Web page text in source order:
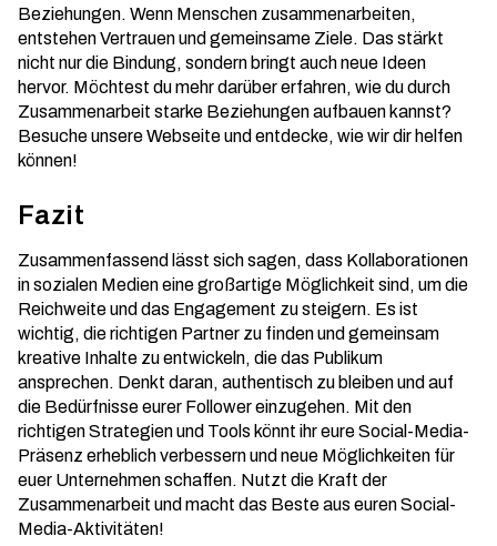
Beziehungen. Wenn Menschen zusammenarbeiten,
entstehen Vertrauen und gemeinsame Ziele. Das stärkt
nicht nur die Bindung, sondern bringt auch neue Ideen
hervor. Möchtest du mehr darüber erfahren, wie du durch
Zusammenarbeit starke Beziehungen aufbauen kannst?
Besuche unsere Webseite und entdecke, wie wir dir helfen
können!
Fazit
Zusammenfassend lässt sich sagen, dass Kollaborationen
in sozialen Medien eine großartige Möglichkeit sind, um die
Reichweite und das Engagement zu steigern. Es ist
wichtig, die richtigen Partner zu finden und gemeinsam
kreative Inhalte zu entwickeln, die das Publikum
ansprechen. Denkt daran, authentisch zu bleiben und auf
die Bedürfnisse eurer Follower einzugehen. Mit den
richtigen Strategien und Tools könnt ihr eure Social-Media-
Präsenz erheblich verbessern und neue Möglichkeiten für
euer Unternehmen schaffen. Nutzt die Kraft der
Zusammenarbeit und macht das Beste aus euren Social-
Media-Aktivitäten!